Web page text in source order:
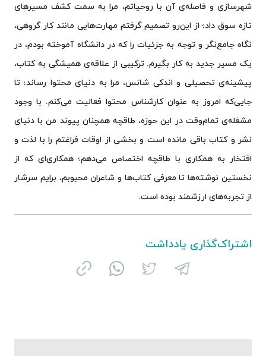
شهرسازی و فاصله‌ی آن با روحیاتم، مرا به سمت کشف مسیرهای
تازه سوق داد؛ از این‌رو تصمیم گرفتم مهارت‌هایی مانند کار گروهی،
نگاه جامع‌نگر و توجه به جزئیات را که در دانشگاه آموخته بودم، در
یک مسیر جدید به کار بگیرم. ترکیبی از علاقه‌ی همیشگی به کتاب،
پیشینه‌ی تحصیلی و اندکی شانس، مرا به دنیای محتوا رساند؛ تا
جایی‌که امروز به عنوان کارشناس محتوا فعالیت می‌کنم. با وجود
مشغله‌ی تمام‌وقت در این حوزه، طاقچه همچنان پیوند من با دنیای
نشر و کتاب باقی مانده است و بخشی از اوقات فراغتم را با لذت و
افتخار به همکاری با طاقچه اختصاص می‌دهم؛ همکاری‌ای که از
نخستین نوشته‌ها تا معرفی کتاب‌ها و شاعران محبوبم، برایم سرشار
از تجربه‌های ارزشمند بوده است.
اشتراک‌گذاری یادداشت